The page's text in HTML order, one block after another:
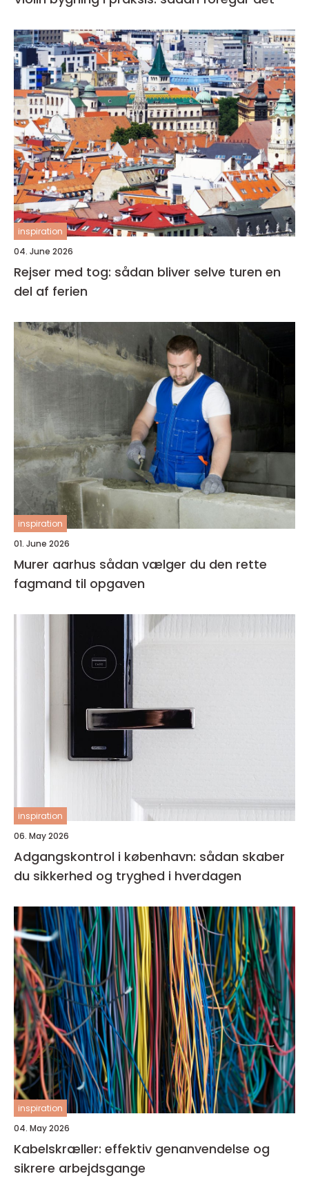
inspiration
04. June 2026
Rejser med tog: sådan bliver selve turen en
del af ferien
inspiration
01. June 2026
Murer aarhus sådan vælger du den rette
fagmand til opgaven
inspiration
06. May 2026
Adgangskontrol i københavn: sådan skaber
du sikkerhed og tryghed i hverdagen
inspiration
04. May 2026
Kabelskræller: effektiv genanvendelse og
sikrere arbejdsgange